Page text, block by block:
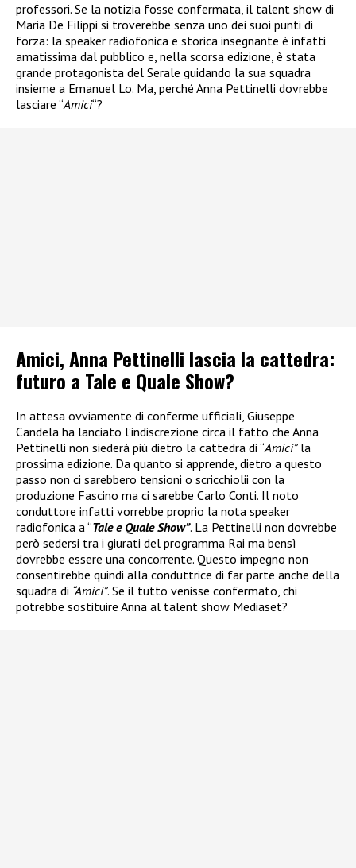
professori. Se la notizia fosse confermata, il talent show di
Maria De Filippi si troverebbe senza uno dei suoi punti di
forza: la speaker radiofonica e storica insegnante è infatti
amatissima dal pubblico e, nella scorsa edizione, è stata
grande protagonista del Serale guidando la sua squadra
insieme a Emanuel Lo. Ma, perché Anna Pettinelli dovrebbe
lasciare “Amici“?
Amici, Anna Pettinelli lascia la cattedra:
futuro a Tale e Quale Show?
In attesa ovviamente di conferme ufficiali, Giuseppe
Candela ha lanciato l’indiscrezione circa il fatto che Anna
Pettinelli non siederà più dietro la cattedra di “Amici”la
prossima edizione. Da quanto si apprende, dietro a questo
passo non ci sarebbero tensioni o scricchiolii con la
produzione Fascino ma ci sarebbe Carlo Conti. Il noto
conduttore infatti vorrebbe proprio la nota speaker
radiofonica a “Tale e Quale Show”. La Pettinelli non dovrebbe
però sedersi tra i giurati del programma Rai ma bensì
dovrebbe essere una concorrente. Questo impegno non
consentirebbe quindi alla conduttrice di far parte anche della
squadra di “Amici”. Se il tutto venisse confermato, chi
potrebbe sostituire Anna al talent show Mediaset?